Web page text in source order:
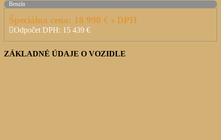
Benzín
Špeciálna cena: 18 990 € s DPH
Odpočet DPH: 15 439€
ZÁKLADNÉ ÚDAJE O VOZIDLE